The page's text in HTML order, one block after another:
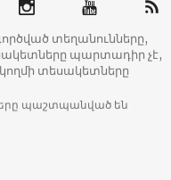
տեղանունները,
պարտադիր չէ,
տեսակետները
պաշտպանված են